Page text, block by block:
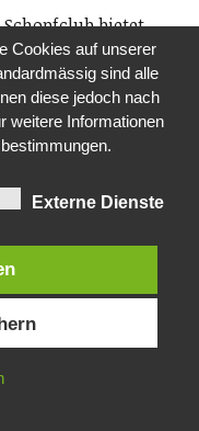
bietet
Jugendtreff.
oder einfach nur
du machen willst.
mit!
Rosengarten
Tracks querbeet
www.tanzraus.ch)
Richterswil
Cookies auf unserer
sind alle
diese jedoch nach
weitere Informationen
Externe Dienste